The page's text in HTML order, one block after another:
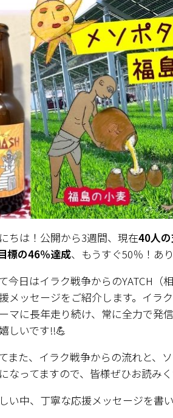
ちは！公開から3週間、現在40人
標の46％達成、もうすぐ50％！あ
今日はイラク戦争からのYATCH（
メッセージをご紹介します。イラ
マに長年走り続け、常に全力で発
しいです‼💪
また、イラク戦争からの流れと、
なってますので、皆様ぜひお読み
い中、丁寧な応援メッセージを書